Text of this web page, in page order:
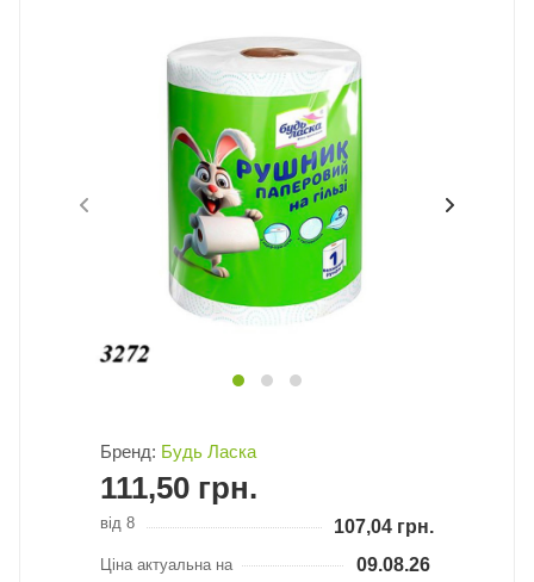
Бренд: Будь Ласка
111,50 грн.
від 8 107,04 грн.
Ціна актуальна на 09.08.26